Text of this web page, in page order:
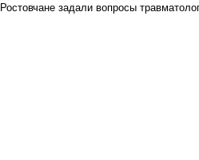
Ростовчане задали вопросы